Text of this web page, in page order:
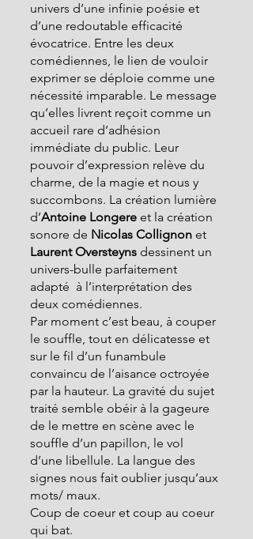
univers d’une infinie poésie et
d’une redoutable efficacité
évocatrice. Entre les deux
comédiennes, le lien de vouloir
exprimer se déploie comme une
nécessité imparable. Le message
qu’elles livrent reçoit comme un
accueil rare d’adhésion
immédiate du public. Leur
pouvoir d’expression relève du
charme, de la magie et nous y
succombons. La création lumière
d’Antoine Longere et la création
sonore de Nicolas Collignon et
Laurent Oversteyns dessinent un
univers-bulle parfaitement
adapté  à l’interprétation des
deux comédiennes.
Par moment c’est beau, à couper
le souffle, tout en délicatesse et
sur le fil d’un funambule
convaincu de l’aisance octroyée
par la hauteur. La gravité du sujet
traité semble obéir à la gageure
de le mettre en scène avec le
souffle d’un papillon, le vol
d’une libellule. La langue des
signes nous fait oublier jusqu’aux
mots/ maux.
Coup de coeur et coup au coeur
qui bat.